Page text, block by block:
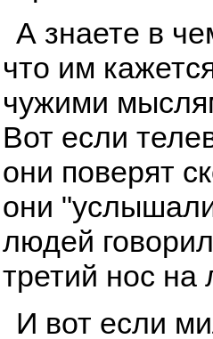
А знаете в
что им
чужими
Вот если
они поверят
они
людей
третий нос на
И вот если